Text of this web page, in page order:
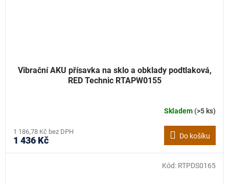
Vibrační AKU přísavka na sklo a obklady podtlaková,
RED Technic RTAPW0155
Skladem(>5 ks)
1 186,78 Kč bez DPH
1 436 Kč Do košíku
Kód: RTPDS0165